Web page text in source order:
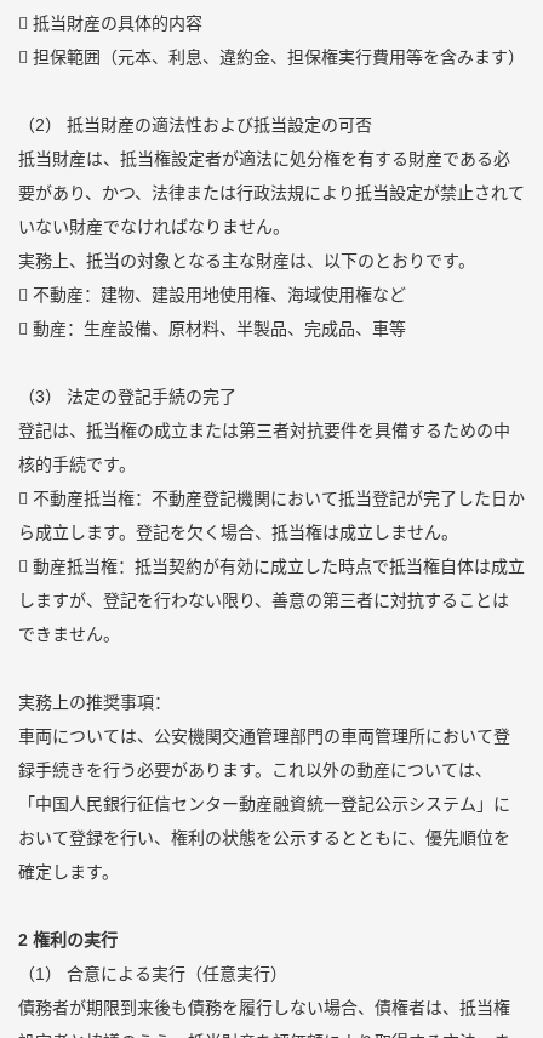
 抵当財産の具体的内容
 担保範囲（元本、利息、違約金、担保権実行費用等を含みます）
（2） 抵当財産の適法性および抵当設定の可否
抵当財産は、抵当権設定者が適法に処分権を有する財産である必
要があり、かつ、法律または行政法規により抵当設定が禁止されて
いない財産でなければなりません。
実務上、抵当の対象となる主な財産は、以下のとおりです。
 不動産：建物、建設用地使用権、海域使用権など
 動産：生産設備、原材料、半製品、完成品、車等
（3） 法定の登記手続の完了
登記は、抵当権の成立または第三者対抗要件を具備するための中
核的手続です。
 不動産抵当権：不動産登記機関において抵当登記が完了した日か
ら成立します。登記を欠く場合、抵当権は成立しません。
 動産抵当権：抵当契約が有効に成立した時点で抵当権自体は成立
しますが、登記を行わない限り、善意の第三者に対抗することは
できません。
実務上の推奨事項：
車両については、公安機関交通管理部門の車両管理所において登
録手続きを行う必要があります。これ以外の動産については、
「中国人民銀行征信センター動産融資統一登記公示システム」に
おいて登録を行い、権利の状態を公示するとともに、優先順位を
確定します。
2 権利の実行
（1） 合意による実行（任意実行）
債務者が期限到来後も債務を履行しない場合、債権者は、抵当権